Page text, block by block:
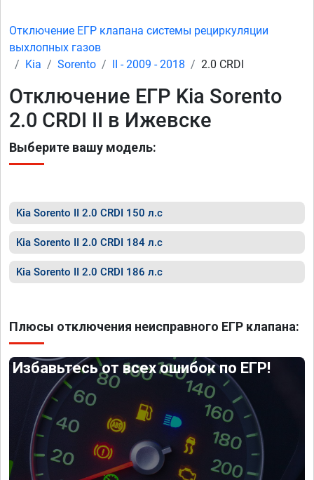
Отключение ЕГР клапана системы рециркуляции
выхлопных газов
Kia
Sorento II - 2009 - 2018 2.0 CRDI
Отключение ЕГР Kia Sorento
2.0 CRDI II в Ижевске
Выберите вашу модель:
Kia Sorento II 2.0 CRDI 150 л.с
Kia Sorento II 2.0 CRDI 184 л.с
Kia Sorento II 2.0 CRDI 186 л.с
Плюсы отключения неисправного ЕГР клапана:
Избавьтесь от всех ошибок по ЕГР!